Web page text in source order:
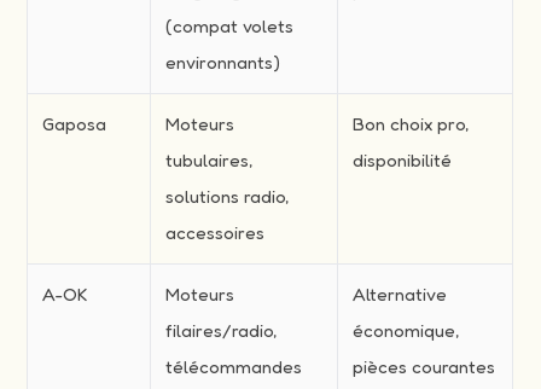
(compat volets
environnants)
Gaposa
Moteurs
tubulaires,
solutions radio,
accessoires
Bon choix pro,
disponibilité
A-OK
Moteurs
filaires/radio,
télécommandes
Alternative
économique,
pièces courantes